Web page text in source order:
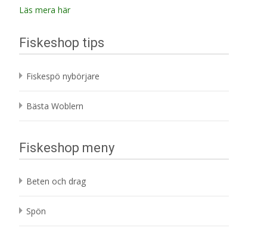
Läs mera här
Fiskeshop tips
Fiskespö nybörjare
Bästa Woblern
Fiskeshop meny
Beten och drag
Spön